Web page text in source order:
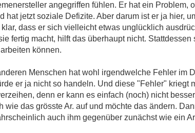
angegriffen fühlen. Er hat ein Problem,
hat jetzt soziale Defizite. Aber darum ist er ja hier,
dass er sich vielleicht etwas unglücklich
fertig macht, hilft das überhaupt nicht. Stattdessen
können.
Menschen hat wohl irgendwelche Fehler im
er ja nicht so handeln. Und diese "Fehler" kriegt
denn er kann es einfach (noch) nicht
das grösste Ar. auf und möchte das ändern.
auch ihm gegenüber zunächst wie ein